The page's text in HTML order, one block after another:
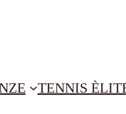
TENNIS